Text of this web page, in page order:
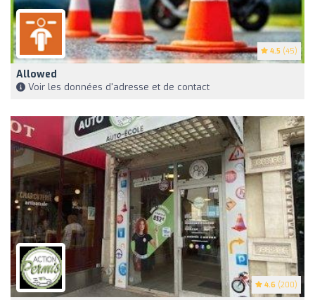
4.5 (45)
Allowed
Voir les données d'adresse et de contact
4.6 (200)